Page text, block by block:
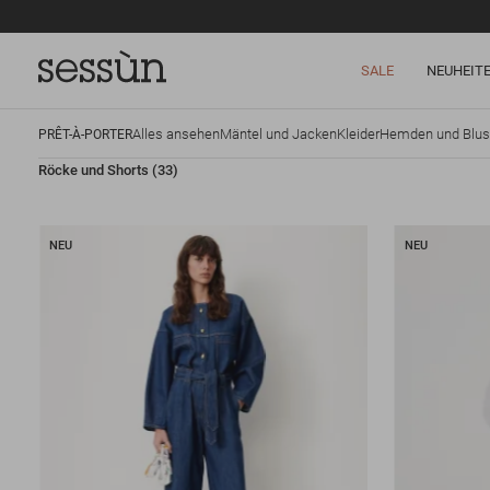
SALE
PRÊT-À-PORTERAlles ansehenMäntel und JackenKleiderHemden und
Röcke und Shorts (33)
NEU NEU